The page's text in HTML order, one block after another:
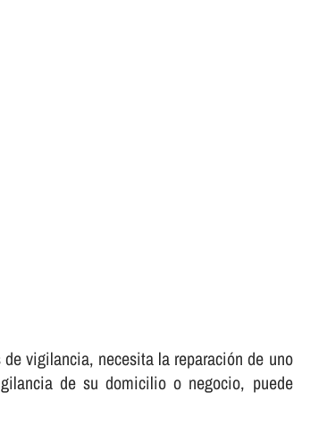
vigilancia, necesita la reparación de uno
de su domicilio o negocio, puede